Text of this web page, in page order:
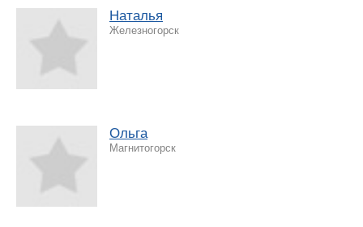
Наталья
Железногорск
Ольга
Магнитогорск